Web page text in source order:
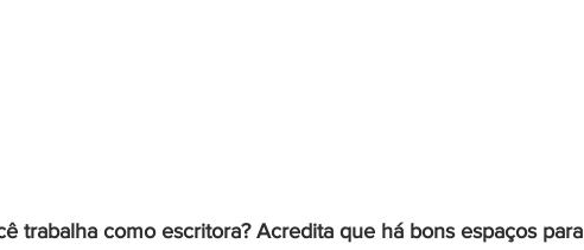
trabalha como escritora? Acredita que há bons espaços para